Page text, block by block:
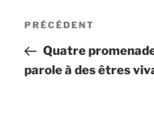
Navigation
l’article
Article
précédent
PRÉCÉDENT
Quatre
parole à des êtres